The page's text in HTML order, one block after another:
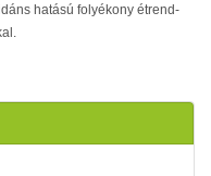
hatású folyékony étrend-